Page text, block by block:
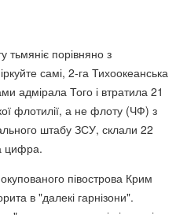
тьмяніє порівняно з
самі, 2-га Тихоокеанська
адмірала Того і втратила 21
флотилії, а не флоту (ЧФ) з
штабу ЗСУ, склали 22
цифра.
півострова Крим
в "далекі гарнізони".